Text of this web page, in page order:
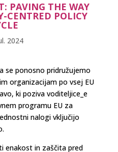
PAVING THE WAY
CENTRED POLICY
2024
se ponosno pridružujemo
organizacijam po vsej EU
ki poziva voditeljice_e
programu EU za
nalogi vključijo
enakost in zaščita pred